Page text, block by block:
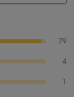
79
4
1